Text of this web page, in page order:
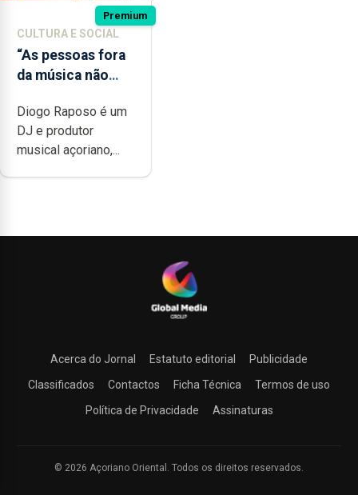
Premium
CULTURA E SOCIAL
“As pessoas fora
da música não
quão difícil é
produzir uma
música”
Diogo Raposo é um
DJ e produtor
musical açoriano,...
Acerca do Jornal Estatuto editorial
Publicidade
Classificados
Contactos Ficha Técnica
Termos de uso
Política de Privacidade
Assinaturas
© 2026 Açoriano Oriental. Todos os direitos reservados.